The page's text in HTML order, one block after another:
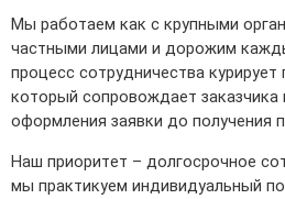
Мы работаем как с крупными
частными лицами и дорожим
процесс сотрудничества
который сопровождает заказчика
оформления заявки до получения
Наш приоритет – долгосрочное
мы практикуем индивидуальный